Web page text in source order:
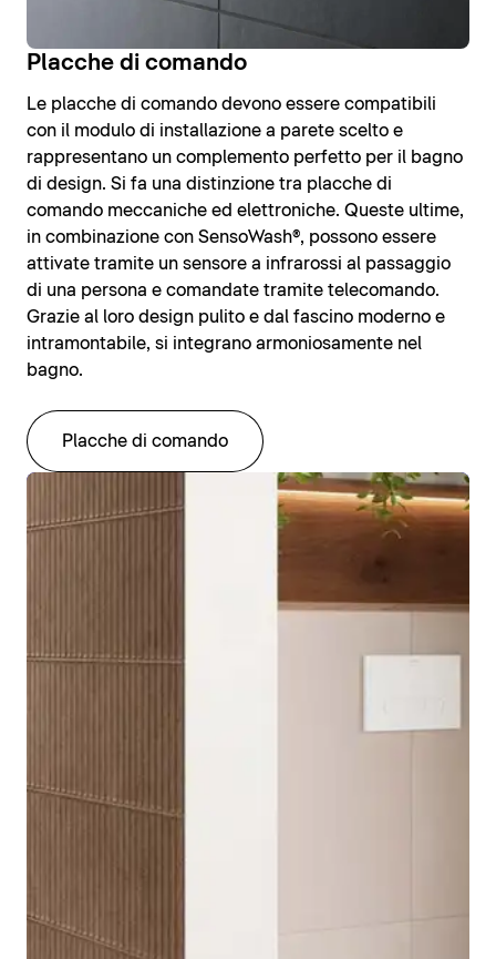
Placche di comando
Le placche di comando devono essere compatibili
con il modulo di installazione a parete scelto e
rappresentano un complemento perfetto per il bagno
di design. Si fa una distinzione tra placche di
comando meccaniche ed elettroniche. Queste ultime,
in combinazione con SensoWash®, possono essere
attivate tramite un sensore a infrarossi al passaggio
di una persona e comandate tramite telecomando.
Grazie al loro design pulito e dal fascino moderno e
intramontabile, si integrano armoniosamente nel
bagno.
Placche di comando